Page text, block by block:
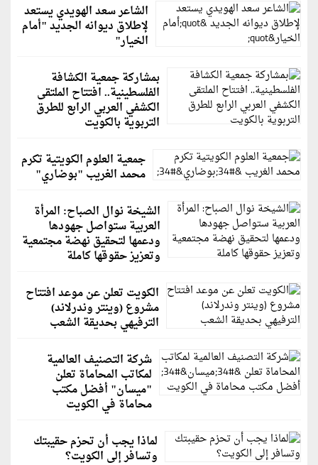
الشاعر سعد الهويدي يستعد
لإطلاق ديوانه الجديد "أمام
الخيار"
بمشاركة جمعية الكشافة
الفلسطينية.. افتتاح الملتقى
الكشفي العربي الرابع للطرق
التربوية بالكويت
جمعية العلوم الكويتية تكرم
محمد الغريب "بوضاري"
الشيخة نوال الصباح: المرأة
العربية ستواصل جهودها
ودعمها لتحقيق نهضة مجتمعية
وتعزيز حقوقها كاملة
الكويت تعلن عن موعد افتتاح
مشروع (وينتر وندرلاند)
الترفيهي بحديقة الشعب
شركة التصنيف العالمية
لمكاتب المحاماة تعلن
"ميسان" أفضل مكتب
محاماة في الكويت
لماذا يجب أن تحزم حقيبتك
وتسافر إلى الكويت؟